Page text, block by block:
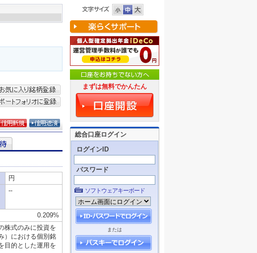
まずは無料でかんたん
総合口座ログイン
ログインID
パスワード
ソフトウェアキーボード
または